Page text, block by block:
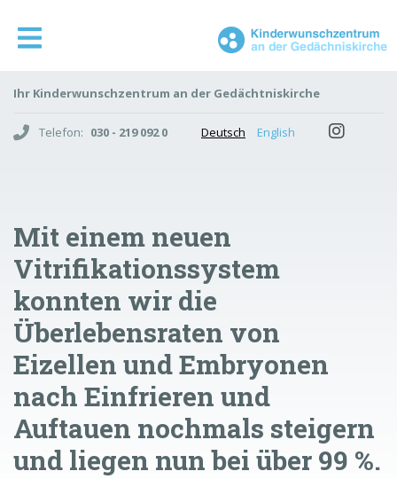
Ihr Kinderwunschzentrum an der Gedächtniskirche
Telefon: 030 - 219 092 0 Deutsch English
Mit einem neuen
Vitrifikationssystem
konnten wir die
Überlebensraten von
Eizellen und Embryonen
nach Einfrieren und
Auftauen nochmals steigern
und liegen nun bei über 99 %.